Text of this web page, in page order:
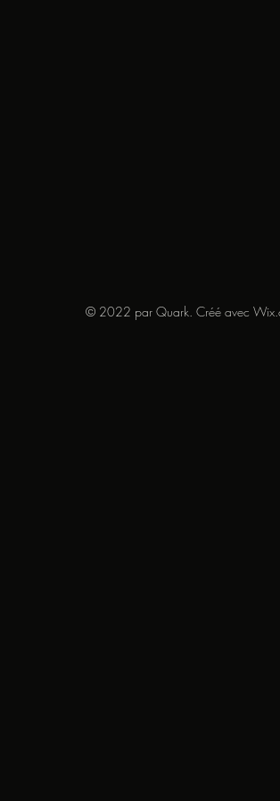
© 2022 par Quark. Créé avec